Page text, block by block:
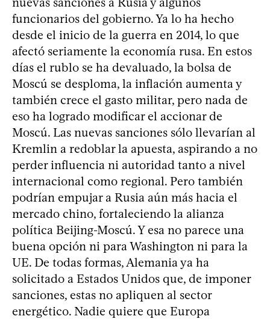
funcionarios del gobierno. Ya lo ha hecho
desde el inicio de la guerra en 2014, lo que
afectó seriamente la economía rusa. En estos
días el rublo se ha devaluado, la bolsa de
Moscú se desploma, la inflación aumenta y
también crece el gasto militar, pero nada de
eso ha logrado modificar el accionar de
Moscú. Las nuevas sanciones sólo llevarían al
Kremlin a redoblar la apuesta, aspirando a no
perder influencia ni autoridad tanto a nivel
internacional como regional. Pero también
podrían empujar a Rusia aún más hacia el
mercado chino, fortaleciendo la alianza
política Beijing-Moscú. Y esa no parece una
buena opción ni para Washington ni para la
UE. De todas formas, Alemania ya ha
solicitado a Estados Unidos que, de imponer
sanciones, estas no apliquen al sector
energético. Nadie quiere que Europa